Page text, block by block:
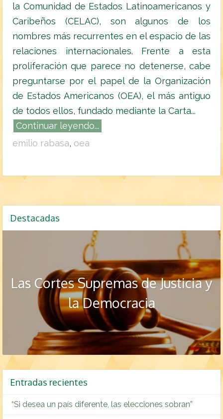
la Comunidad de Estados Latinoamericanos y
Caribeños (CELAC), son algunos de los
nombres más recurrentes en el espacio de las
relaciones internacionales. Frente a esta
proliferación que parece no detenerse, cabe
preguntarse por el papel de la Organización
de Estados Americanos (OEA), el más antiguo
de todos ellos, fundado mediante la Carta...
Continuar leyendo...
emilio rabasa, oea
Destacadas
Las Cortes Supremas de Justicia y
la Democracia
Entradas recientes
“Si desea un país diferente, las elecciones sobran”